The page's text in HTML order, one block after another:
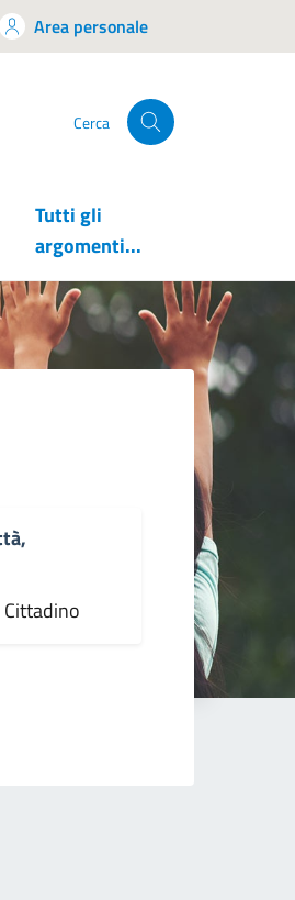
Area personale
Cerca
Tutti gli
argomenti...